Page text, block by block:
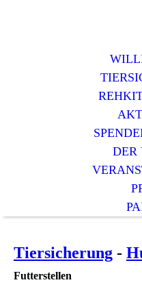
DER
Tiersicherung -
Futterstellen